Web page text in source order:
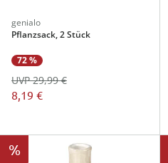
genialo
Pflanzsack, 2 Stück
72 %
8,19 €
UVP 29,99 €
%